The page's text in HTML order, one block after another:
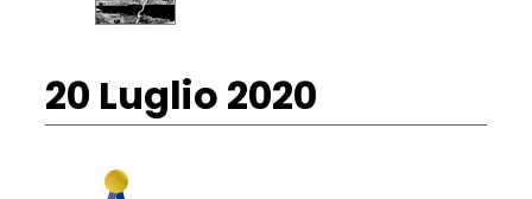
20 Luglio 2020